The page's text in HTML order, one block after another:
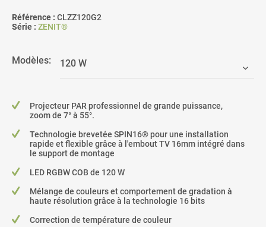
Référence : CLZZ120G2
Série : ZENIT®
Modèles:
Projecteur PAR professionnel de grande puissance,
zoom de 7° à 55°.
Technologie brevetée SPIN16® pour une installation
rapide et flexible grâce à l'embout TV 16mm intégré dans
le support de montage
LED RGBW COB de 120 W
Mélange de couleurs et comportement de gradation à
haute résolution grâce à la technologie 16 bits
Correction de température de couleur